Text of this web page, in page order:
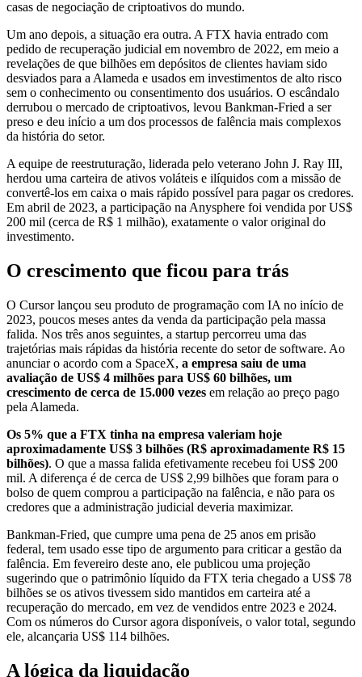
casas de negociação de criptoativos do mundo.
Um ano depois, a situação era outra. A FTX havia entrado com
pedido de recuperação judicial em novembro de 2022, em meio a
revelações de que bilhões em depósitos de clientes haviam sido
desviados para a Alameda e usados em investimentos de alto risco
sem o conhecimento ou consentimento dos usuários. O escândalo
derrubou o mercado de criptoativos, levou Bankman-Fried a ser
preso e deu início a um dos processos de falência mais complexos
da história do setor.
A equipe de reestruturação, liderada pelo veterano John J. Ray III,
herdou uma carteira de ativos voláteis e ilíquidos com a missão de
convertê-los em caixa o mais rápido possível para pagar os credores.
Em abril de 2023, a participação na Anysphere foi vendida por US$
200 mil (cerca de R$ 1 milhão), exatamente o valor original do
investimento.
O crescimento que ficou para trás
O Cursor lançou seu produto de programação com IA no início de
2023, poucos meses antes da venda da participação pela massa
falida. Nos três anos seguintes, a startup percorreu uma das
trajetórias mais rápidas da história recente do setor de software. Ao
anunciar o acordo com a SpaceX, a empresa saiu de uma
avaliação de US$ 4 milhões para US$ 60 bilhões, um
crescimento de cerca de 15.000 vezes em relação ao preço pago
pela Alameda.
Os 5% que a FTX tinha na empresa valeriam hoje
aproximadamente US$ 3 bilhões (R$ aproximadamente R$ 15
bilhões). O que a massa falida efetivamente recebeu foi US$ 200
mil. A diferença é de cerca de US$ 2,99 bilhões que foram para o
bolso de quem comprou a participação na falência, e não para os
credores que a administração judicial deveria maximizar.
Bankman-Fried, que cumpre uma pena de 25 anos em prisão
federal, tem usado esse tipo de argumento para criticar a gestão da
falência. Em fevereiro deste ano, ele publicou uma projeção
sugerindo que o patrimônio líquido da FTX teria chegado a US$ 78
bilhões se os ativos tivessem sido mantidos em carteira até a
recuperação do mercado, em vez de vendidos entre 2023 e 2024.
Com os números do Cursor agora disponíveis, o valor total, segundo
ele, alcançaria US$ 114 bilhões.
A lógica da liquidação